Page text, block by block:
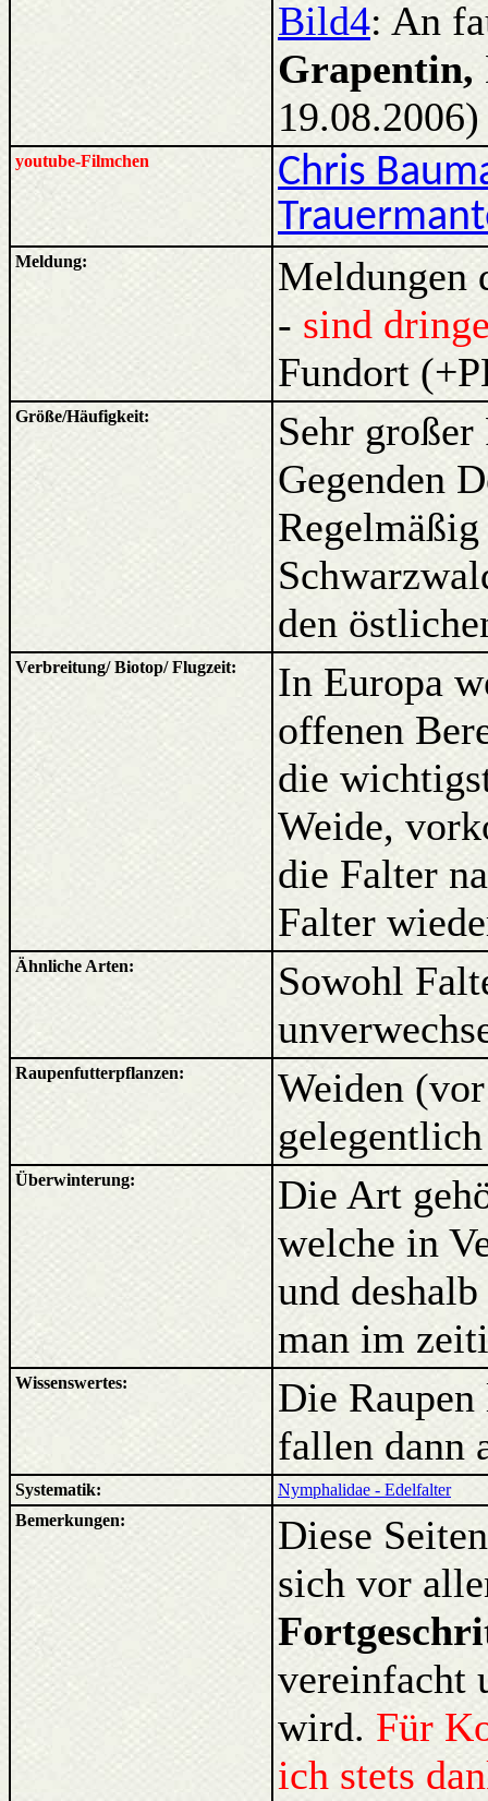
Bild4: An
Grapentin,
19.08.2006)
youtube-Filmchen
Chris
Meldung:
Meldungen
- sind
Fundort
Größe/Häufigkeit:
Sehr
Gegenden
den
Verbreitung/ Biotop/ Flugzeit:
In Europa
offenen
die
Weide,
die Falter
Falter
Ähnliche Arten:
Sowohl
Raupenfutterpflanzen:
Weiden
Überwinterung:
Die Art
welche in
und
man im
Wissenswertes:
Die
fallen dann
Systematik:
Nymphalidae - Edelfalter
Bemerkungen:
Diese
sich vor
vereinfacht
wird. Für
ich stets